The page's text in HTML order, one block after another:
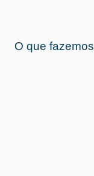
O que fazemos